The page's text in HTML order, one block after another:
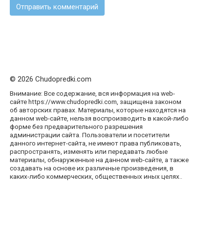
© 2026 Chudopredki.com
Внимание: Все содержание, вся информация на web-
сайте https://www.chudopredki.com, защищена законом
об авторских правах. Материалы, которые находятся на
данном web-сайте, нельзя воспроизводить в какой-либо
форме без предварительного разрешения
администрации сайта. Пользователи и посетители
данного интернет-сайта, не имеют права публиковать,
распространять, изменять или передавать любые
материалы, обнаруженные на данном web-сайте, а также
создавать на основе их различные произведения, в
каких-либо коммерческих, общественных иных целях..